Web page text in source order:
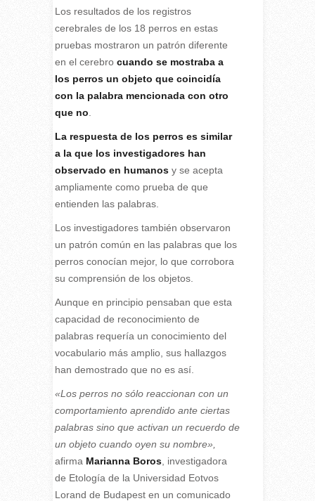
Los resultados de los registros
cerebrales de los 18 perros en estas
pruebas mostraron un patrón diferente
en el cerebro cuando se mostraba a
los perros un objeto que coincidía
con la palabra mencionada con otro
que no
La respuesta de los perros es similar
a la que los investigadores han
observado en humanosy se acepta
ampliamente como prueba de que
entienden las palabras.
Los investigadores también observaron
un patrón común en las palabras que los
perros conocían mejor, lo que corrobora
su comprensión de los objetos.
Aunque en principio pensaban que esta
capacidad de reconocimiento de
palabras requería un conocimiento del
vocabulario más amplio, sus hallazgos
han demostrado que no es así.
«Los perros no sólo reaccionan con un
comportamiento aprendido ante ciertas
palabras sino que activan un recuerdo de
un objeto cuando oyen su nombre»,
afirma Marianna Boros, investigadora
de Etología de la Universidad Eotvos
Lorand de Budapest en un comunicado